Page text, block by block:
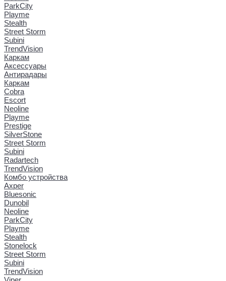
ParkCity
Playme
Stealth
Street Storm
Subini
TrendVision
Каркам
Аксессуары
Антирадары
Каркам
Cobra
Escort
Neoline
Playme
Prestige
SilverStone
Street Storm
Subini
Radartech
TrendVision
Комбо устройства
Axper
Bluesonic
Dunobil
Neoline
ParkCity
Playme
Stealth
Stonelock
Street Storm
Subini
TrendVision